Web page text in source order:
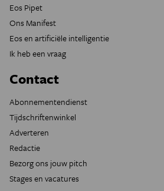
Eos Pipet
Ons Manifest
Eos en artificiële intelligentie
Ik heb een vraag
Contact
Abonnementendienst
Tijdschriftenwinkel
Adverteren
Redactie
Bezorg ons jouw pitch
Stages en vacatures